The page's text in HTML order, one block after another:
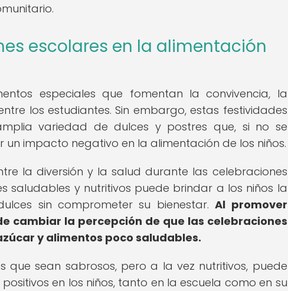
escolares en la alimentación
especiales que fomentan la convivencia, la
los estudiantes. Sin embargo, estas festividades
variedad de dulces y postres que, si no se
impacto negativo en la alimentación de los niños.
la diversión y la salud durante las celebraciones
saludables y nutritivos puede brindar a los niños la
sin comprometer su bienestar.Al promover
cambiar la percepción de que las celebraciones
y alimentos poco saludables.
que sean sabrosos, pero a la vez nutritivos, puede
en los niños, tanto en la escuela como en su